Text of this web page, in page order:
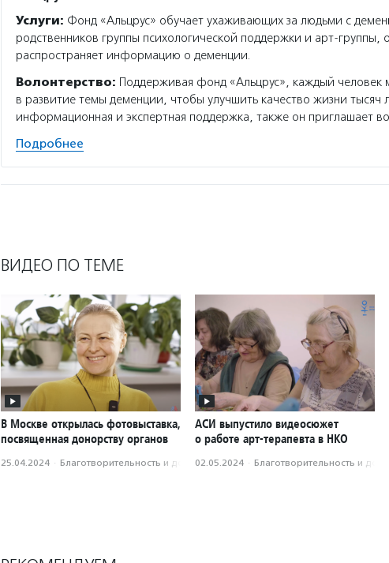
Услуги: Фонд «Альцрус» обучает ухаживающих за людьми с
родственников группы психологической поддержки и арт-группы,
распространяет информацию о деменции.
Волонтерство: Поддерживая фонд «Альцрус», каждый человек
в развитие темы деменции, чтобы улучшить качество жизни
информационная и экспертная поддержка, также он приглашает
Подробнее
ВИДЕО ПО ТЕМЕ
В Москве открылась фотовыставка,
посвященная донорству органов
25.04.2024 · Благотвори­тель­ность и доброволь­чест­во
АСИ выпустило видеосюжет
о работе арт-терапевта в НКО
02.05.2024 · Благотвори­тель­ность и